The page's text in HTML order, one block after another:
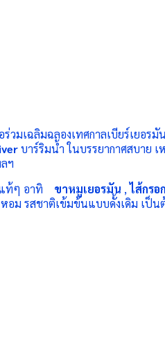
วมเฉลิมฉลองเทศกาลเบียร์เยอร
บาร์ริมน้ำ ในบรรยากาศสบาย
ฯ
แท้ๆ อาทิ ขาหมูเยอรมัน ,ไส้กรอ
อม รสชาติเข้มข้นแบบดั้งเดิม เป็น